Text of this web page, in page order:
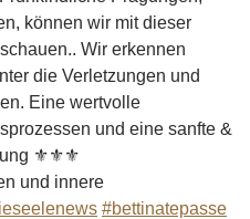
können wir mit dieser
Wir erkennen
die Verletzungen und
Eine wertvolle
und eine sanfte &
⚜️⚜️⚜️
und innere
#bettinatepasse